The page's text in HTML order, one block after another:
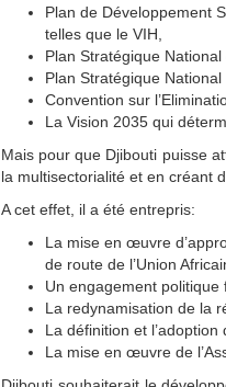
Plan de Développement
telles que le VIH,
Plan Stratégique
Plan Stratégique National
Convention sur
La Vision 2035 qui
Mais pour que Djibouti puisse
la multisectorialité et en créant
A cet effet, il a été entrepris:
La mise en œuvre
de route de l’Union
Un engagement politique
La redynamisation de la
La définition et
La mise en œuvre de